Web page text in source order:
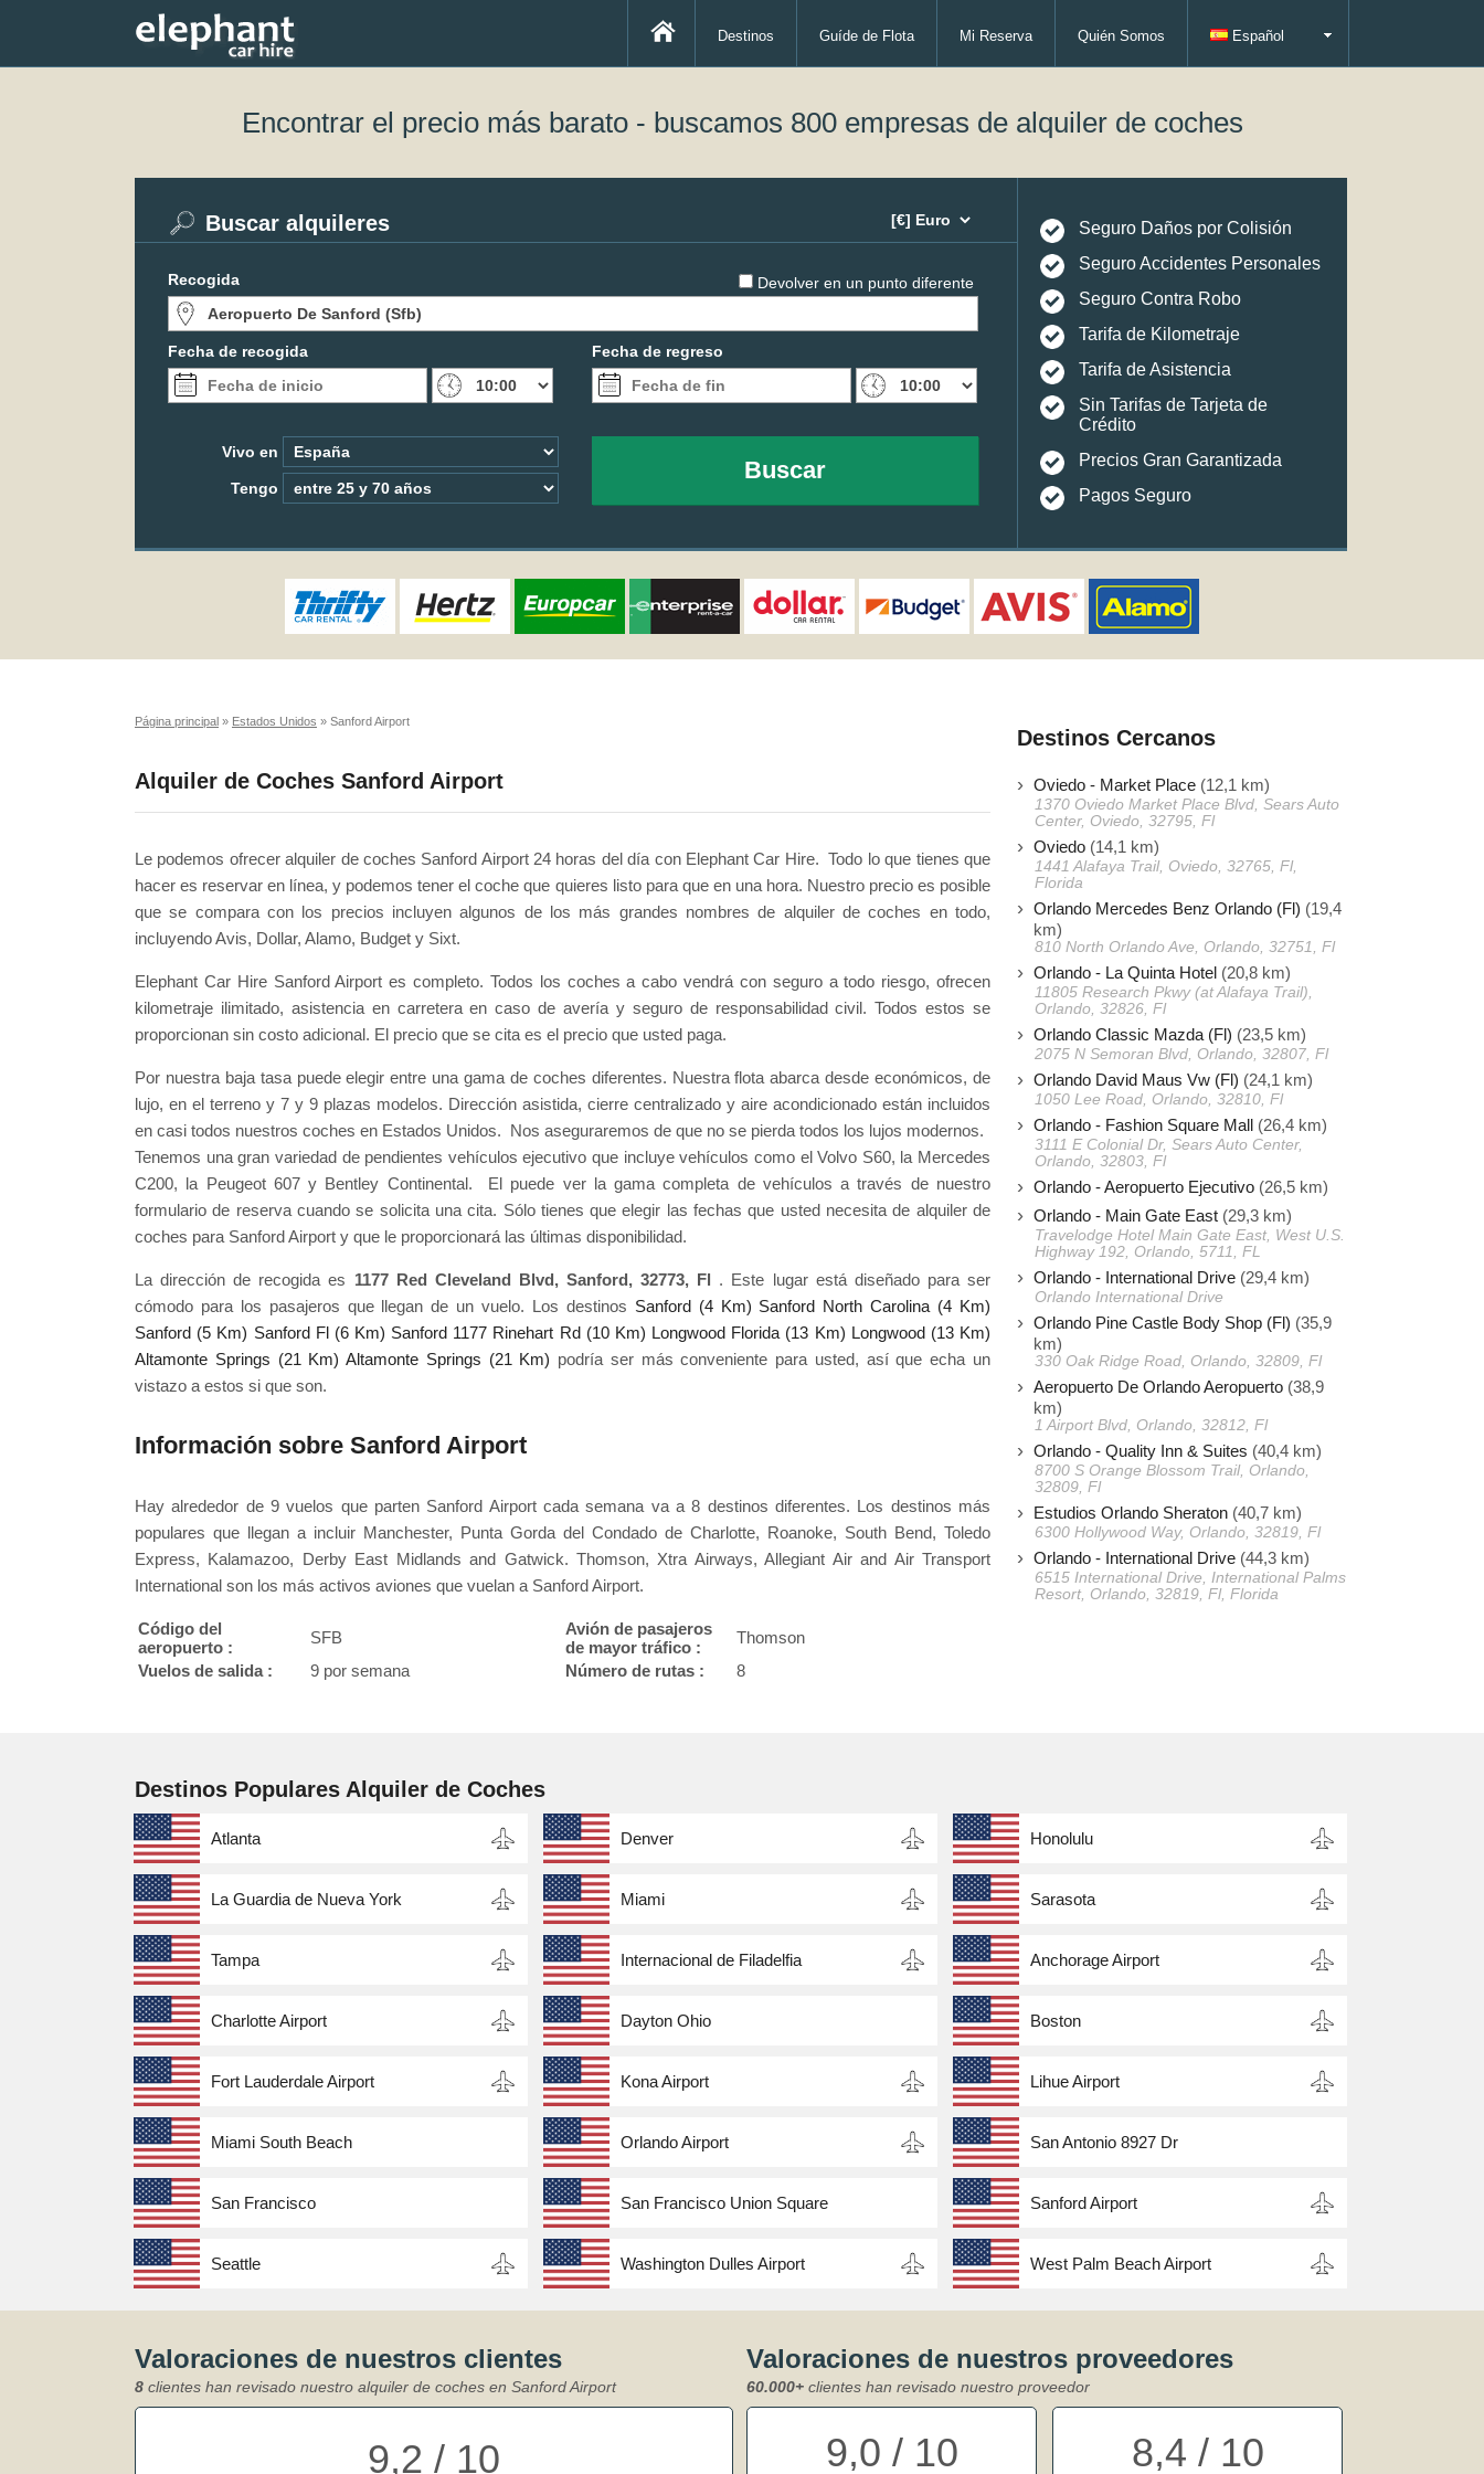
Destinos Guíde de Flota Mi Reserva Quién Somos Español
Encontrar el precio más barato - buscamos 800 empresas de alquiler de coches
Devolver en un punto diferente
Buscar alquileres
Recogida
Fecha de recogida Fecha de regreso
Vivo en
Tengo
Buscar
Seguro Daños por Colisión
Seguro Accidentes Personales
Seguro Contra Robo
Tarifa de Kilometraje
Tarifa de Asistencia
Sin Tarifas de Tarjeta de
Crédito
Precios Gran Garantizada
Pagos Seguro
Página principal » Estados Unidos » Sanford Airport
Alquiler de Coches Sanford Airport
Le podemos ofrecer alquiler de coches Sanford Airport 24 horas del día con Elephant Car Hire. Todo lo que tienes que
hacer es reservar en línea, y podemos tener el coche que quieres listo para que en una hora. Nuestro precio es posible
que se compara con los precios incluyen algunos de los más grandes nombres de alquiler de coches en todo,
incluyendo Avis, Dollar, Alamo, Budget y Sixt.
Elephant Car Hire Sanford Airport es completo. Todos los coches a cabo vendrá con seguro a todo riesgo, ofrecen
kilometraje ilimitado, asistencia en carretera en caso de avería y seguro de responsabilidad civil. Todos estos se
proporcionan sin costo adicional. El precio que se cita es el precio que usted paga.
Por nuestra baja tasa puede elegir entre una gama de coches diferentes. Nuestra flota abarca desde económicos, de
lujo, en el terreno y 7 y 9 plazas modelos. Dirección asistida, cierre centralizado y aire acondicionado están incluidos
en casi todos nuestros coches en Estados Unidos. Nos aseguraremos de que no se pierda todos los lujos modernos.
Tenemos una gran variedad de pendientes vehículos ejecutivo que incluye vehículos como el Volvo S60, la Mercedes
C200, la Peugeot 607 y Bentley Continental. El puede ver la gama completa de vehículos a través de nuestro
formulario de reserva cuando se solicita una cita. Sólo tienes que elegir las fechas que usted necesita de alquiler de
coches para Sanford Airport y que le proporcionará las últimas disponibilidad.
La dirección de recogida es 1177 Red Cleveland Blvd, Sanford, 32773, Fl . Este lugar está diseñado para ser
cómodo para los pasajeros que llegan de un vuelo. Los destinos Sanford (4 Km) Sanford North Carolina (4 Km)
Sanford (5 Km) Sanford Fl (6 Km) Sanford 1177 Rinehart Rd (10 Km) Longwood Florida (13 Km) Longwood (13 Km)
Altamonte Springs (21 Km) Altamonte Springs (21 Km) podría ser más conveniente para usted, así que echa un
vistazo a estos si que son.
Información sobre Sanford Airport
Hay alrededor de 9 vuelos que parten Sanford Airport cada semana va a 8 destinos diferentes. Los destinos más
populares que llegan a incluir Manchester, Punta Gorda del Condado de Charlotte, Roanoke, South Bend, Toledo
Express, Kalamazoo, Derby East Midlands and Gatwick. Thomson, Xtra Airways, Allegiant Air and Air Transport
International son los más activos aviones que vuelan a Sanford Airport.
Código del
aeropuerto :
SFB
Avión de pasajeros
de mayor tráfico :
Thomson
Vuelos de salida :
9 por semana Número de rutas : 8
Destinos Cercanos
Oviedo - Market Place (12,1 km)
1370 Oviedo Market Place Blvd, Sears Auto
Center, Oviedo, 32795, Fl
Oviedo (14,1 km)
1441 Alafaya Trail, Oviedo, 32765, Fl,
Florida
Orlando Mercedes Benz Orlando (Fl) (19,4
km)
810 North Orlando Ave, Orlando, 32751, Fl
Orlando - La Quinta Hotel (20,8 km)
11805 Research Pkwy (at Alafaya Trail),
Orlando, 32826, Fl
Orlando Classic Mazda (Fl) (23,5 km)
2075 N Semoran Blvd, Orlando, 32807, Fl
Orlando David Maus Vw (Fl) (24,1 km)
1050 Lee Road, Orlando, 32810, Fl
Orlando - Fashion Square Mall (26,4 km)
3111 E Colonial Dr, Sears Auto Center,
Orlando, 32803, Fl
Orlando - Aeropuerto Ejecutivo (26,5 km)
Orlando - Main Gate East (29,3 km)
Travelodge Hotel Main Gate East, West U.S.
Highway 192, Orlando, 5711, FL
Orlando - International Drive (29,4 km)
Orlando International Drive
Orlando Pine Castle Body Shop (Fl) (35,9
km)
330 Oak Ridge Road, Orlando, 32809, Fl
Aeropuerto De Orlando Aeropuerto (38,9
km)
1 Airport Blvd, Orlando, 32812, Fl
Orlando - Quality Inn & Suites (40,4 km)
8700 S Orange Blossom Trail, Orlando,
32809, Fl
Estudios Orlando Sheraton (40,7 km)
6300 Hollywood Way, Orlando, 32819, Fl
Orlando - International Drive (44,3 km)
6515 International Drive, International Palms
Resort, Orlando, 32819, Fl, Florida
Destinos Populares Alquiler de Coches
Atlanta Denver Honolulu
La Guardia de Nueva York Miami Sarasota
Tampa Internacional de Filadelfia Anchorage Airport
Charlotte Airport Dayton Ohio Boston
Fort Lauderdale Airport Kona Airport Lihue Airport
Miami South Beach Orlando Airport San Antonio 8927 Dr
San Francisco San Francisco Union Square Sanford Airport
Seattle Washington Dulles Airport West Palm Beach Airport
Valoraciones de nuestros clientes
8 clientes han revisado nuestro alquiler de coches en Sanford Airport
9,2 / 10
Valoraciones de nuestros proveedores
60.000+ clientes han revisado nuestro proveedor
9,0 / 10 8,4 / 10